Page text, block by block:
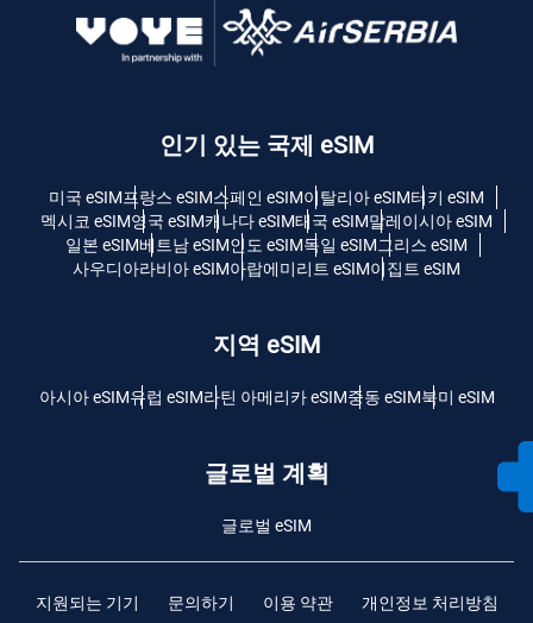
인기 있는 국제 eSIM
미국 eSIM프랑스 eSIM스페인 eSIM이탈리아 eSIM터키 eSIM
멕시코 eSIM영국 eSIM캐나다 eSIM태국 eSIM말레이시아 eSIM
일본 eSIM베트남 eSIM인도 eSIM독일 eSIM그리스 eSIM
사우디아라비아 eSIM아랍에미리트 eSIM이집트 eSIM
지역 eSIM
아시아 eSIM유럽 ​​eSIM라틴 아메리카 eSIM중동 eSIM북미 eSIM
글로벌 계획
글로벌 eSIM
지원되는 기기 문의하기 이용 약관 개인정보 처리방침